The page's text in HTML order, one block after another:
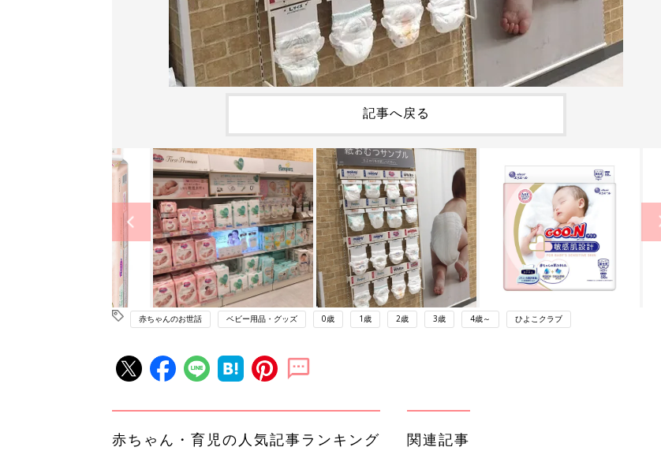
記事へ戻る
赤ちゃんのお世話 ベビー用品・グッズ 0歳 1歳 2歳 3歳 4歳～ ひよこクラブ
赤ちゃん・育児の人気記事ランキング 関連記事